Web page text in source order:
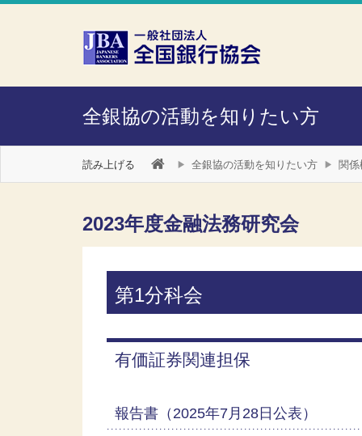
本文へスキップ
障がい者向け相談窓口
全銀協の活動を知りたい方
読み上げる 全銀協の活動を知りたい方 関
2023年度金融法務研究会
第1分科会
有価証券関連担保
報告書（2025年7月28日公表）